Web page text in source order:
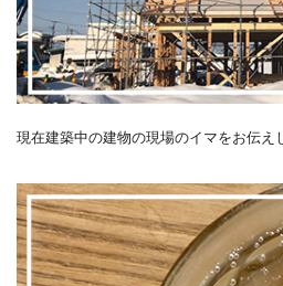
現在建築中の建物の現場のイマをお伝え